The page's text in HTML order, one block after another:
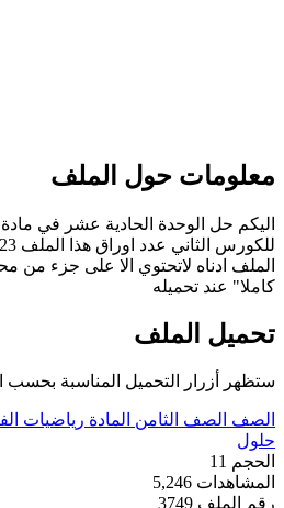
حول الملف
الوحدة الحادية عشر في مادة
للكورس الثاني عدد
لاتحتوي الا على جزء من محتوى
تحميله
الملف
التحميل المناسبة بحسب البيانات
الصف الثامن المادة رياضيات الفصل
11
5,246
3749